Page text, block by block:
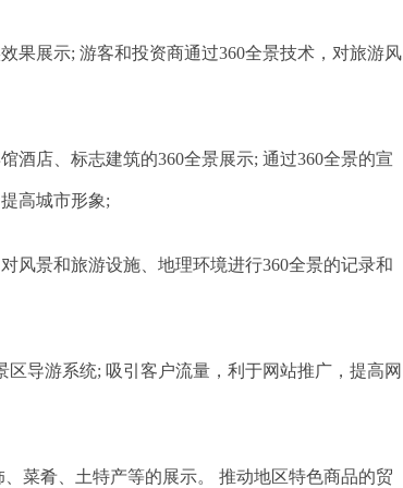
展示; 游客和投资商通过360全景技术，对旅游风
店、标志建筑的360全景展示; 通过360全景的宣
高城市形象;
景和旅游设施、地理环境进行360全景的记录和
导游系统; 吸引客户流量，利于网站推广，提高网
肴、土特产等的展示。 推动地区特色商品的贸